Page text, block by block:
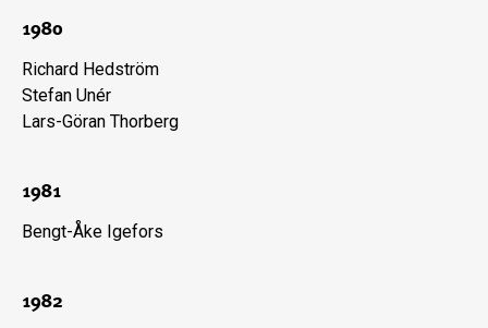
1980
Richard Hedström
Stefan Unér
Lars-Göran Thorberg
1981
Bengt-Åke Igefors
1982